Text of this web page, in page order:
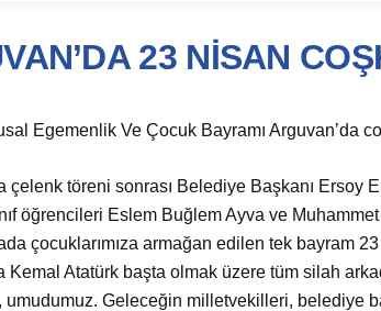
23 NİSAN
Egemenlik Ve Çocuk Bayramı Arguvan’da
çelenk töreni sonrası Belediye Başkanı Ersoy
öğrencileri Eslem Buğlem Ayva ve
çocuklarımıza armağan edilen tek bayram
Kemal Atatürk başta olmak üzere tüm silah
Geleceğin milletvekilleri, belediye